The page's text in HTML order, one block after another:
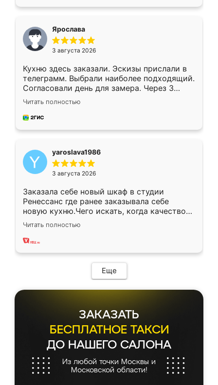
Ярослава
3 августа 2026
Кухню здесь заказали. Эскизы прислали в
телеграмм. Выбрали наиболее подходящий.
Согласовали день для замера. Через 3
недели кухня была уже готова. Остались
довольны работой. Спасибо Ренессанс
мебель за качественную работу!
Читать полностью
yaroslava1986
3 августа 2026
Заказала себе новый шкаф в студии
Ренессанс где ранее заказывала себе
новую кухню.Чего искать, когда качеством
вполне довольна. Служит кухня уже почти
два года, нареканий нет.
Читать полностью
Еще
ЗАКАЗАТЬ
БЕСПЛАТНОЕ ТАКСИ
ДО НАШЕГО САЛОНА
Из любой точки Москвы и
Московской области!